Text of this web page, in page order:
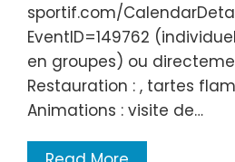
sportif.com/
EventID=149762
en groupes) ou
Restauration : , tartes
Animations : visite de…